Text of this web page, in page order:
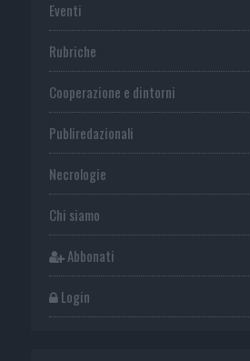
Eventi
Rubriche
Cooperazione e dintorni
Publiredazionali
Necrologie
Chi siamo
Abbonati
Login